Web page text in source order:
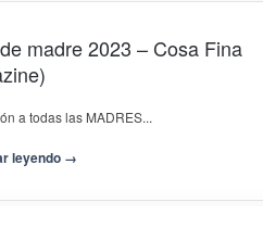
madre 2023 – Cosa Fina
a todas las MADRES...
leyendo →